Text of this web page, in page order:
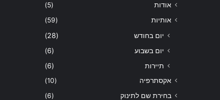
אודות
(5)
אותיות
(59)
יום בחודש
(28)
יום בשבוע
(6)
תיירות
(6)
אקסתרפיה
(10)
בחירת שם לתינוק
(6)